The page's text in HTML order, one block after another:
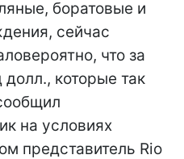
боратовые и
сейчас
что за
которые так
на условиях
представитель Rio